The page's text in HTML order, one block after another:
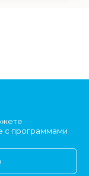
с программами